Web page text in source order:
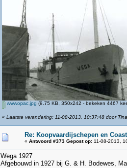
wwwopac.jpg (9.75 KB, 350x242 - bekeken 4467
« Laatste verandering: 11-08-2013, 10:37:48 door Tina
Re: Koopvaardijschepen en
« Antwoord #373 Gepost op: 11-08-2013,
Wega 1927
Afgebouwd in 1927 bij G. & H. Bodewes,